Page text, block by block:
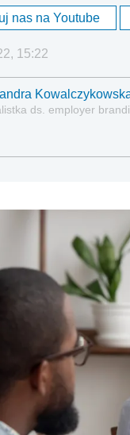
nas na Youtube
15:22
ds. employer